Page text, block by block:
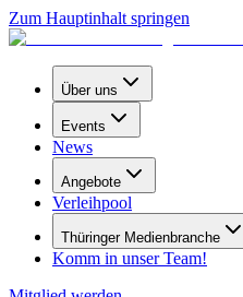
Zum Hauptinhalt springen
Über uns
Events
News
Angebote
Verleihpool
Thüringer Medienbranche
Komm in unser Team!